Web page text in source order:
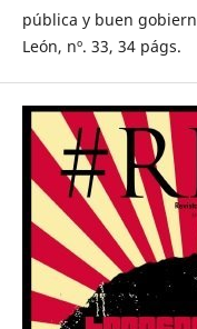
pública y buen
León, nº. 33, 34 págs.